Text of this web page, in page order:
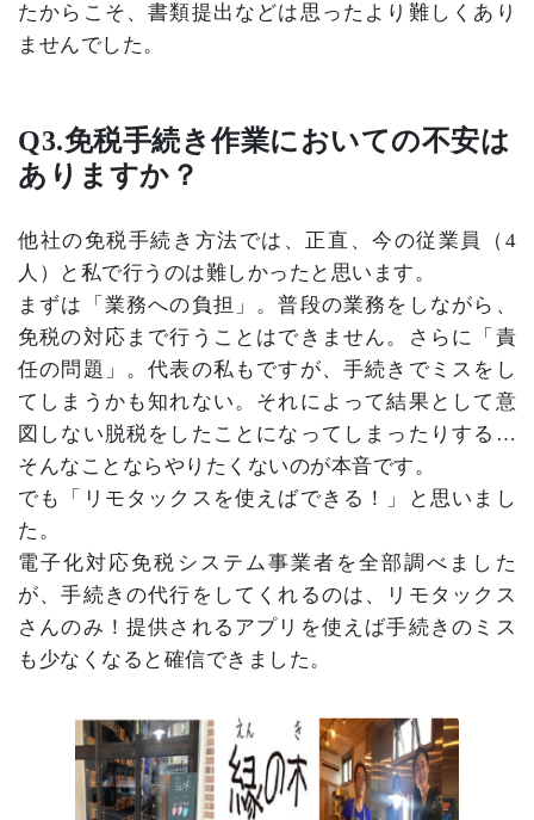
たからこそ、書類提出などは思ったより難しくあり
ませんでした。
Q3.免税手続き作業においての不安は
ありますか？
他社の免税手続き方法では、正直、今の従業員（ 4
人）と私で行うのは難しかったと思います。
まずは「業務への負担」。普段の業務をしながら、
免税の対応まで行うことはできません。さらに「責
任の問題」。代表の私もですが、手続きでミスをし
てしまうかも知れない。それによって結果として意
図しない脱税をしたことになってしまったりする…
そんなことならやりたくないのが本音です。
でも「リモタックスを使えばできる！」と思いまし
た。
電子化対応免税システム事業者を全部調べました
が、手続きの代行をしてくれるのは、リモタックス
さんのみ！提供されるアプリを使えば手続きのミス
も少なくなると確信できました。